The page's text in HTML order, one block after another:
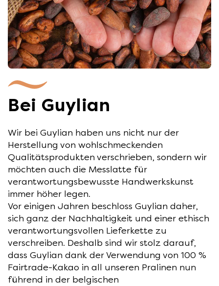
Bei Guylian
Wir bei Guylian haben uns nicht nur der
Herstellung von wohlschmeckenden
Qualitätsprodukten verschrieben, sondern wir
möchten auch die Messlatte für
verantwortungsbewusste Handwerkskunst
immer höher legen.
Vor einigen Jahren beschloss Guylian daher,
sich ganz der Nachhaltigkeit und einer ethisch
verantwortungsvollen Lieferkette zu
verschreiben. Deshalb sind wir stolz darauf,
dass Guylian dank der Verwendung von 100 %
Fairtrade-Kakao in all unseren Pralinen nun
führend in der belgischen